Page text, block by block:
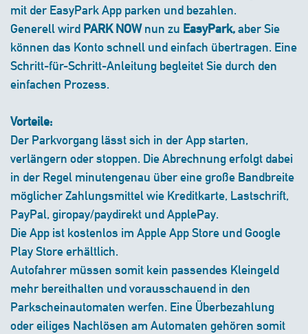
mit der EasyPark App parken und bezahlen.
Generell wird PARK NOWnun zu EasyPark,aber Sie
können das Konto schnell und einfach übertragen. Eine
Schritt-für-Schritt-Anleitung begleitet Sie durch den
einfachen Prozess.
Vorteile:
Der Parkvorgang lässt sich in der App starten,
verlängern oder stoppen. Die Abrechnung erfolgt dabei
in der Regel minutengenau über eine große Bandbreite
möglicher Zahlungsmittel wie Kreditkarte, Lastschrift,
PayPal, giropay/paydirekt und ApplePay.
Die App ist kostenlos im Apple App Store und Google
Play Store erhältlich.
Autofahrer müssen somit kein passendes Kleingeld
mehr bereithalten und vorausschauend in den
Parkscheinautomaten werfen. Eine Überbezahlung
oder eiliges Nachlösen am Automaten gehören somit